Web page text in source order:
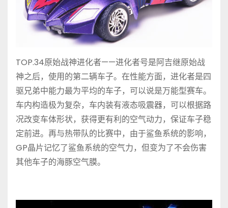
TOP.34原始战神进化者——进化者号是阿吉继原始战
神之后，使用的第二辆车子。在性能方面，进化者是四
驱兄弟中能力最为平均的车子，可以说是万能型赛车。
车内构造极为复杂，车内装有液态吸震器，可以根据路
况改变车体形状，获得更有利的空气动力，保证车子稳
定前进。再与热带队的比赛中，由于鲨鱼系统的影响，
GP晶片记忆了鲨鱼系统的空气力，但变为了不会伤害
其他车子的海豚空气膜。